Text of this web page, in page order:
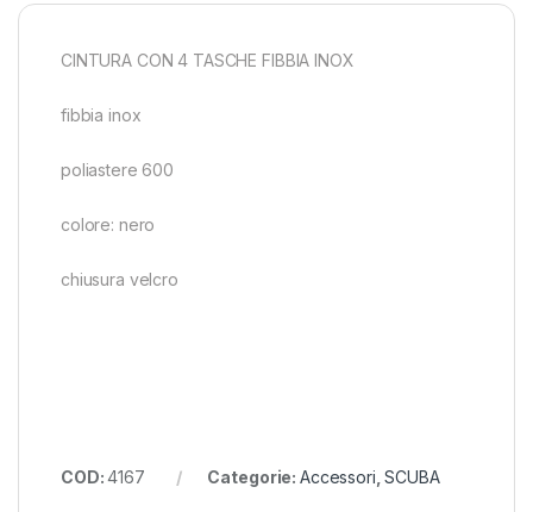
CINTURA CON 4 TASCHE FIBBIA INOX
fibbia inox
poliastere 600
colore: nero
chiusura velcro
COD:4167 Categorie: Accessori ,SCUBA